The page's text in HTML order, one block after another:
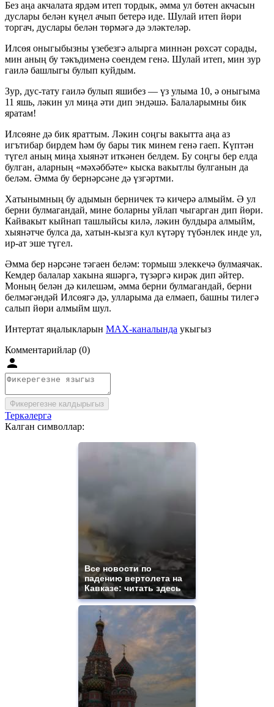
Без аңа акчалата ярдәм итеп тордык, әмма ул бөтен акчасын
дуслары белән күңел ачып бетерә иде. Шулай итеп йөри
торгач, дуслары белән төрмәгә дә эләктеләр.
Илсөя оныгыбызны үзебезгә алырга миннән рөхсәт сорады,
мин аның бу тәкъдименә сөендем генә. Шулай итеп, мин зур
гаилә башлыгы булып куйдым.
Зур, дус-тату гаилә булып яшибез — үз улыма 10, ә оныгыма
11 яшь, ләкин ул миңа әти дип эндәшә. Балаларымны бик
яратам!
Илсөяне дә бик яраттым. Ләкин соңгы вакытта аңа аз
игътибар бирдем һәм бу бары тик минем генә гаеп. Күптән
түгел аның миңа хыянәт иткәнен белдем. Бу соңгы бер елда
булган, аларның «мәхәббәте» кыска вакытлы булганын да
беләм. Әмма бу бернәрсәне дә үзгәртми.
Хатынымның бу адымын берничек тә кичерә алмыйм. Ә ул
берни булмагандай, мине боларны уйлап чыгарган дип йөри.
Кайвакыт кыйнап ташлыйсы килә, ләкин булдыра алмыйм,
хыянәтче булса да, хатын-кызга кул күтәрү түбәнлек инде ул,
ир-ат эше түгел.
Әмма бер нәрсәне тәгаен беләм: тормыш элеккечә булмаячак.
Кемдер балалар хакына яшәргә, түзәргә кирәк дип әйтер.
Моның белән дә килешәм, әмма берни булмагандай, берни
белмәгәндәй Илсөягә дә, улларыма да елмаеп, башны тилегә
салып йөри алмыйм шул.
Интертат яңалыкларын MAX-каналында укыгыз
Комментарийлар (0)
Фикерегезне калдырыгыз
Теркәлергә
Калган символлар:
Все новости по
падению вертолета на
Кавказе: читать здесь